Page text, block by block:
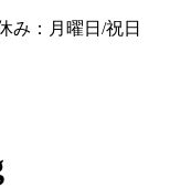
み：月曜日/祝日